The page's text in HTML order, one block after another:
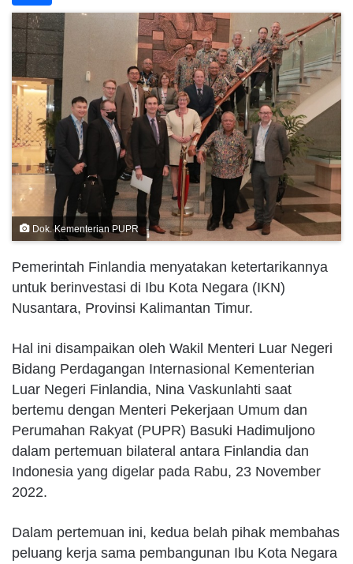
Dok. Kementerian PUPR
Pemerintah Finlandia menyatakan ketertarikannya
untuk berinvestasi di Ibu Kota Negara (IKN)
Nusantara, Provinsi Kalimantan Timur.
Hal ini disampaikan oleh Wakil Menteri Luar Negeri
Bidang Perdagangan Internasional Kementerian
Luar Negeri Finlandia, Nina Vaskunlahti saat
bertemu dengan Menteri Pekerjaan Umum dan
Perumahan Rakyat (PUPR) Basuki Hadimuljono
dalam pertemuan bilateral antara Finlandia dan
Indonesia yang digelar pada Rabu, 23 November
2022.
Dalam pertemuan ini, kedua belah pihak membahas
peluang kerja sama pembangunan Ibu Kota Negara